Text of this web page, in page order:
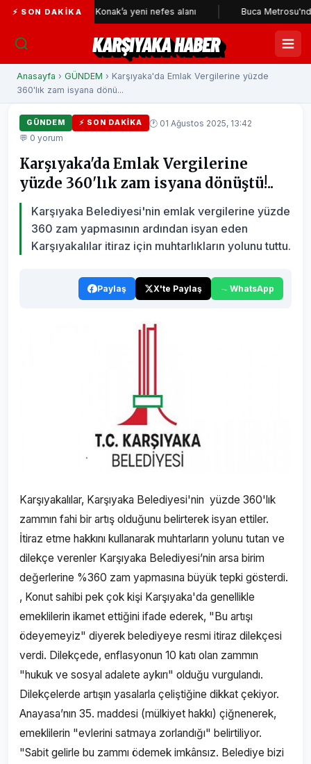
⚡ SON DAKIKAKonak’a yeni nefes alanı Buca Metrosu'nda
KARŞIYAKA HABER
Anasayfa › GÜNDEM › Karşıyaka'da Emlak Vergilerine yüzde
360'lık zam isyana dönü...
GÜNDEM ⚡ SON DAKIKA
🕐 01 Ağustos 2025, 13:42
💬 0 yorum
Karşıyaka'da Emlak Vergilerine
yüzde 360'lık zam isyana dönüştü!..
Karşıyaka Belediyesi'nin emlak vergilerine yüzde
360 zam yapmasının ardından isyan eden
Karşıyakalılar itiraz için muhtarlıkların yolunu tuttu.
Paylaş X'te Paylaş WhatsApp
Karşıyakalılar, Karşıyaka Belediyesi'nin yüzde 360'lık
zammın fahi bir artış olduğunu belirterek isyan ettiler.
İtiraz etme hakkını kullanarak muhtarların yolunu tutan ve
dilekçe verenler Karşıyaka Belediyesi’nin arsa birim
değerlerine %360 zam yapmasına büyük tepki gösterdi.
, Konut sahibi pek çok kişi Karşıyaka'da genellikle
emeklilerin ikamet ettiğini ifade ederek, "Bu artışı
ödeyemeyiz" diyerek belediyeye resmi itiraz dilekçesi
verdi. Dilekçede, enflasyonun 10 katı olan zammın
"hukuk ve sosyal adalete aykırı" olduğu vurgulandı.
Dilekçelerde artışın yasalarla çeliştiğine dikkat çekiyor.
Anayasa’nın 35. maddesi (mülkiyet hakkı) çiğnenerek,
emeklilerin "evlerini satmaya zorlandığı" belirtiliyor.
"Sabit gelirle bu zammı ödemek imkânsız. Belediye bizi